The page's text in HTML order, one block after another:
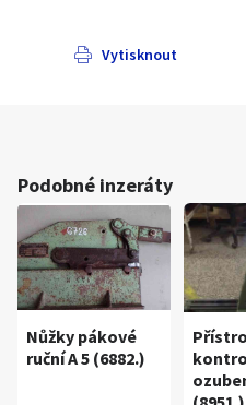
Vytisknout
Podobné inzeráty
Nůžky pákové
ruční A 5 (6882.)